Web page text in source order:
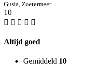
Gusia, Zoetermeer
10
Altijd goed
Gemiddeld 10